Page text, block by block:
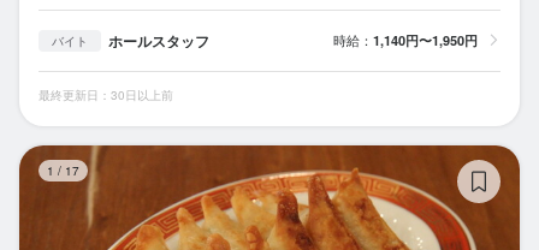
バイト ホールスタッフ 時給： 1,140円〜1,950円
最終更新日：30日以上前
1 / 17